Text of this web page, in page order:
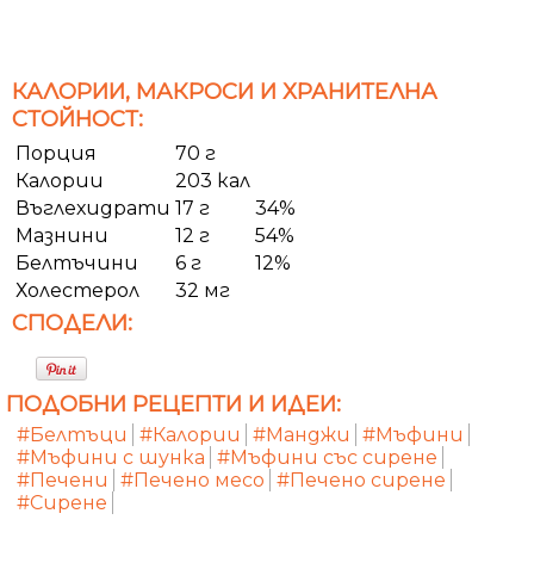
КАЛОРИИ, МАКРОСИ И ХРАНИТЕЛНА
СТОЙНОСТ:
Порция
70 г
Калории
203 кал
Въглехидрати 17 г
34%
Мазнини
12 г
54%
Белтъчини
6 г
12%
Холестерол
32 мг
СПОДЕЛИ:
ПОДОБНИ РЕЦЕПТИ И ИДЕИ:
#Белтъци #Калории #Манджи
#Мъфини
#Мъфини с шунка #Мъфини със сирене
#Печени
#Печено месо #Печено сирене
#Сирене